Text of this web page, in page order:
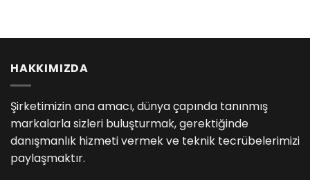
HAKKIMIZDA
Şirketimizin ana amacı, dünya çapında tanınmış
markalarla sizleri buluşturmak, gerektiğinde
danışmanlık hizmeti vermek ve teknik tecrübelerimizi
paylaşmaktır.